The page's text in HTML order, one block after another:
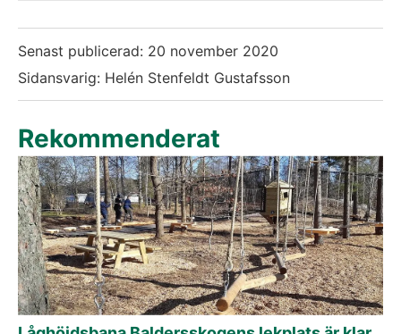
Senast publicerad: 20 november 2020
Sidansvarig: Helén Stenfeldt Gustafsson
Rekommenderat